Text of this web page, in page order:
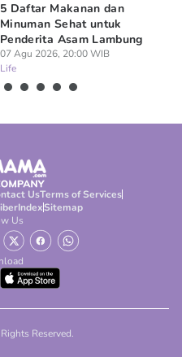
5 Daftar Makanan dan
Minuman Sehat untuk
Penderita Asam Lambung
07 Agu 2026, 20:00 WIB
Life
UsTerms of Services
IndexSitemap
Us
Reserved.